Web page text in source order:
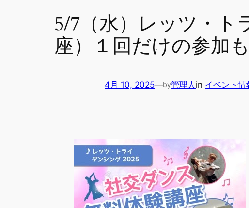
5/7（水）レッツ・ト
座）１回だけの参加
4月 10, 2025—by管理人 in イベント情